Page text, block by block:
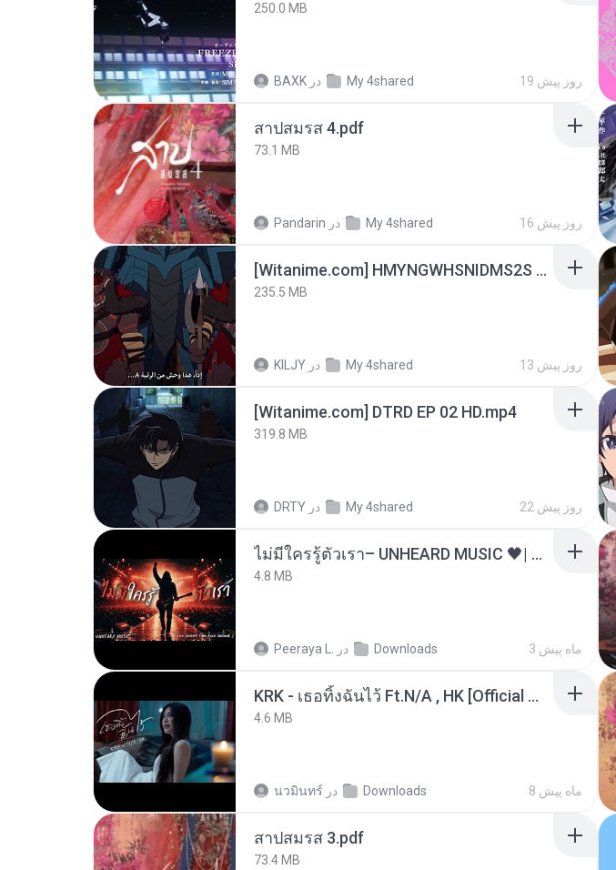
250.0 MB
BAXK در My 4shared 19 روز پیش
สาปสมรส 4.pdf
73.1 MB
Pandarin در My 4shared 16 روز پیش
[Witanime.com] HMYNGWHSNIDMS2S EP 04 HD.mp4
235.5 MB
KILJY در My 4shared 13 روز پیش
[Witanime.com] DTRD EP 02 HD.mp4
319.8 MB
DRTY در My 4shared 22 روز پیش
ไม่มีใครรู้ตัวเรา– UNHEARD MUSIC 🖤| Official Lyric Video | เพลงสู้ชีวิต
4.8 MB
Peeraya L. در Downloads 3 ماه پیش
KRK - เธอทิ้งฉันไว้ Ft.N/A , HK [Official MV]
4.6 MB
นวมินทร์ در Downloads 8 ماه پیش
สาปสมรส 3.pdf
73.4 MB